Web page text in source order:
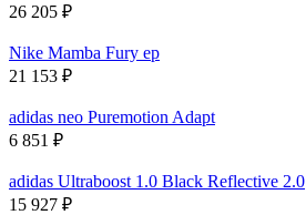
26 205 ₽
Nike Mamba Fury ep
21 153 ₽
adidas neo Puremotion Adapt
6 851 ₽
adidas Ultraboost 1.0 Black Reflective 2.0
15 927 ₽